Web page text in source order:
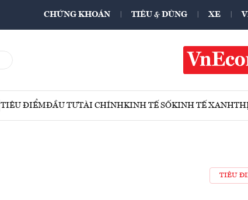
CHỨNG KHOÁN TIÊU & DÙNG XE
TIÊU ĐIỂMĐẦU TƯTÀI CHÍNHKINH TẾ SỐKINH TẾ XANH
TIÊU